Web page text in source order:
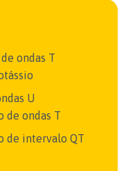
ondas T
U
de ondas T
de intervalo QT